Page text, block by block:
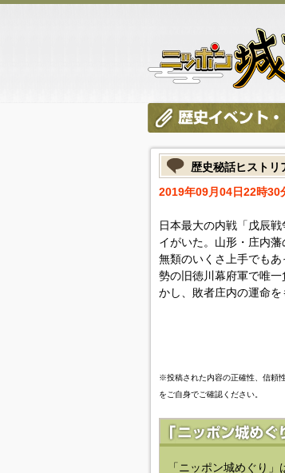
歴史秘話ヒストリ
2019年09月04日22時30
日本最大の内戦「戊辰
イがいた。山形・庄内
無類のいくさ上手でも
勢の旧徳川幕府軍で唯
かし、敗者庄内の運命
※投稿された内容の正確性、信頼
をご自身でご確認ください。
「ニッポン城めぐり